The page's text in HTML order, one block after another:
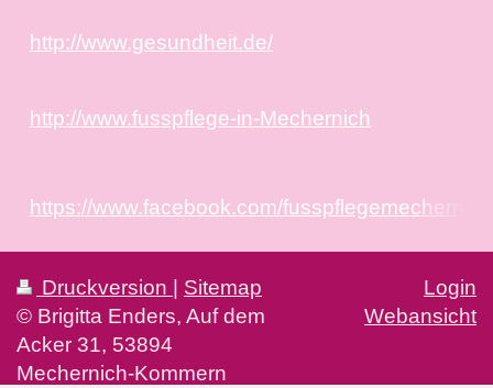
http://www.gesundheit.de/
http://www.fusspflege-in-Mechernich
https://www.facebook.com/
Druckversion
Sitemap
© Brigitta Enders, Auf dem
Acker 31, 53894
Mechernich-Kommern
Login
Webansicht